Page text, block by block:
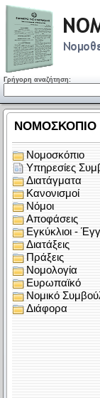
Γρήγορη αναζήτηση: